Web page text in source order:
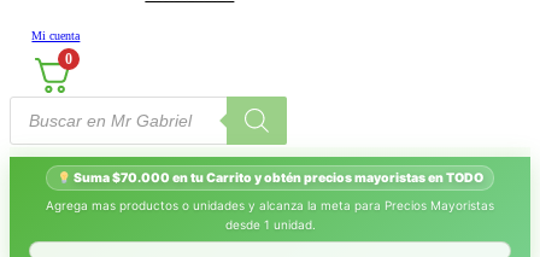
Mi cuenta
0
Búsqueda
productos
Suma $70.000 en tu Carrito y obtén precios mayoristas en TODO
Agrega mas productos o unidades y alcanza la meta para Precios Mayoristas
desde 1 unidad.